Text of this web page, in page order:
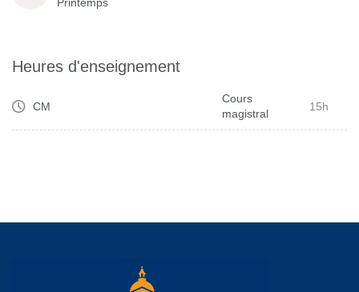
Heures d'enseignement
CM
Cours
magistral
15h